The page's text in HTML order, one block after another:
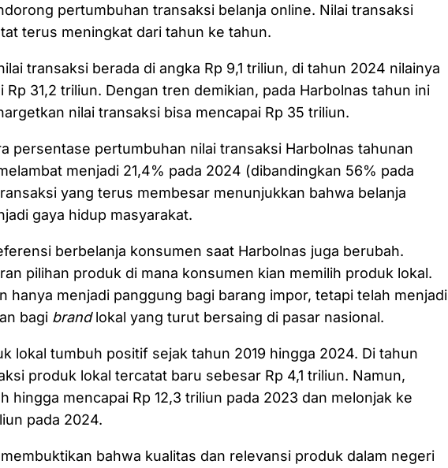
pertumbuhan transaksi belanja online. Nilai transaksi
terus meningkat dari tahun ke tahun.
transaksi berada di angka Rp 9,1 triliun, di tahun 2024 nilainya
Rp 31,2 triliun. Dengan tren demikian, pada Harbolnas tahun ini
nilai transaksi bisa mencapai Rp 35 triliun.
persentase pertumbuhan nilai transaksi Harbolnas tahunan
menjadi 21,4% pada 2024 (dibandingkan 56% pada
yang terus membesar menunjukkan bahwa belanja
gaya hidup masyarakat.
berbelanja konsumen saat Harbolnas juga berubah.
pilihan produk di mana konsumen kian memilih produk lokal.
hanya menjadi panggung bagi barang impor, tetapi telah menjadi
bagi brandlokal yang turut bersaing di pasar nasional.
lokal tumbuh positif sejak tahun 2019 hingga 2024. Di tahun
produk lokal tercatat baru sebesar Rp 4,1 triliun. Namun,
hingga mencapai Rp 12,3 triliun pada 2023 dan melonjak ke
pada 2024.
bahwa kualitas dan relevansi produk dalam negeri